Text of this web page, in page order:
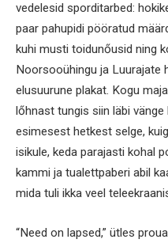
vedelesid sporditarbed:
paar pahupidi pööratud
kuhi musti toidunőusid ning
Noorsooühingu ja Luurajate
elusuurune plakat. Kogu
lőhnast tungis siin läbi
esimesest hetkest selge,
isikule, keda parajasti kohal
kammi ja tualettpaberi abil
mida tuli ikka veel
“Need on lapsed,” ütles